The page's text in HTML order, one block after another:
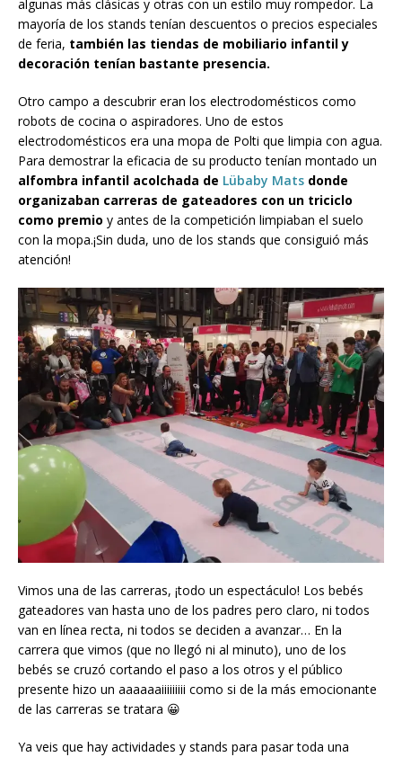
algunas más clásicas y otras con un estilo muy rompedor. La
mayoría de los stands tenían descuentos o precios especiales
de feria, también las tiendas de mobiliario infantil y
decoración tenían bastante presencia.
Otro campo a descubrir eran los electrodomésticos como
robots de cocina o aspiradores. Uno de estos
electrodomésticos era una mopa de Polti que limpia con agua.
Para demostrar la eficacia de su producto tenían montado un
alfombra infantil acolchada de Lübaby Mats donde
organizaban carreras de gateadores con un triciclo
como premio y antes de la competición limpiaban el suelo
con la mopa.¡Sin duda, uno de los stands que consiguió más
atención!
Vimos una de las carreras, ¡todo un espectáculo! Los bebés
gateadores van hasta uno de los padres pero claro, ni todos
van en línea recta, ni todos se deciden a avanzar… En la
carrera que vimos (que no llegó ni al minuto), uno de los
bebés se cruzó cortando el paso a los otros y el público
presente hizo un aaaaaaiiiiiiiii como si de la más emocionante
de las carreras se tratara 😀
Ya veis que hay actividades y stands para pasar toda una